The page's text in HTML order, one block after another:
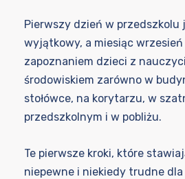
Pierwszy dzień w przedszkolu
wyjątkowy, a miesiąc
zapoznaniem dzieci z
środowiskiem zarówno w
stołówce, na korytarzu, w
przedszkolnym i w pobliżu.
Te pierwsze kroki, które
niepewne i niekiedy trudne dla